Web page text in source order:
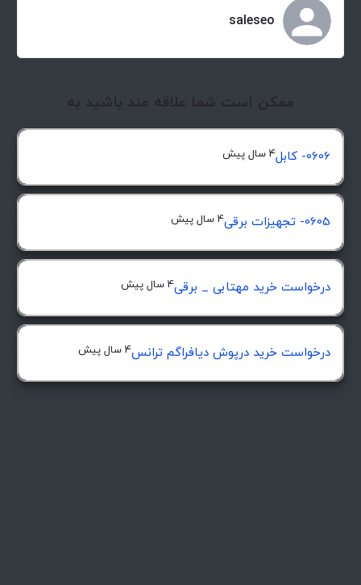
saleseo
ممکن است شما علاقه مند باشید به
0606- کابل 4 سال پیش
0605- تجهیزات برقی 4 سال پیش
درخواست خرید مهتابی _ برقی4 سال پیش
درخواست خرید درپوش ديافراگم ترانس4 سال پیش